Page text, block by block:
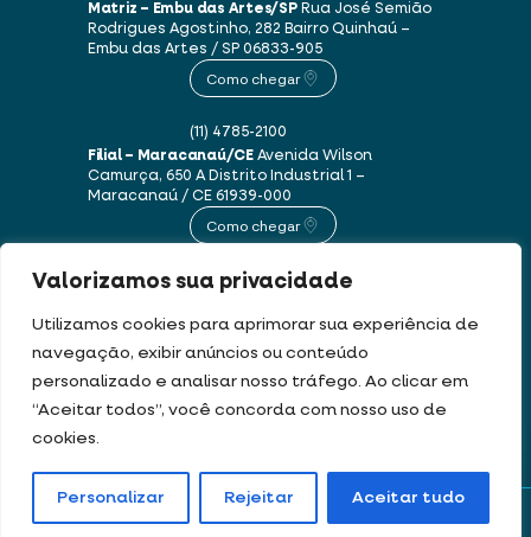
Valorizamos sua privacidade
Utilizamos cookies para aprimorar sua experiência de
navegação, exibir anúncios ou conteúdo
personalizado e analisar nosso tráfego. Ao clicar em
“Aceitar todos”, você concorda com nosso uso de
cookies.
Personalizar Rejeitar Aceitar tudo
Portal de boletos
Matriz – Embu das Artes/SPRua José Semião
Rodrigues Agostinho, 282 Bairro Quinhaú –
Embu das Artes / SP06833-905
Como chegar
(11) 4785-2100
Filial – Maracanaú/CEAvenida Wilson
Camurça, 650 ADistrito Industrial 1 –
Maracanaú / CE61939-000
Como chegar
(85) 3250-1235
Este site usa cookies e dados pessoais de acordo com os nossos Termos de Uso e